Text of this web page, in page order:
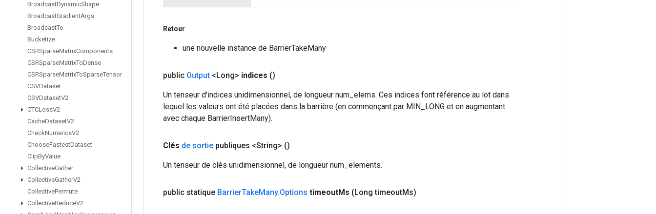
BroadcastDynamicShape
BroadcastGradientArgs
BroadcastTo
Bucketize
CSRSparseMatrixComponents
CSRSparseMatrixToDense
CSRSparseMatrixToSparseTensor
CSVDataset
CSVDatasetV2
CTCLossV2
CacheDatasetV2
CheckNumericsV2
ChooseFastestDataset
ClipByValue
CollectiveGather
CollectiveGatherV2
CollectivePermute
CollectiveReduceV2
Retour
une nouvelle instance de BarrierTakeMany
public Output <Long> indices ()
Un tenseur d'indices unidimensionnel, de longueur num_elems. Ces indices font référence au lot dans
lequel les valeurs ont été placées dans la barrière (en commençant par MIN_LONG et en augmentant
avec chaque BarrierInsertMany).
Clés de sortie publiques <String> ()
Un tenseur de clés unidimensionnel, de longueur num_elements.
public statique BarrierTakeMany.Options timeoutMs (Long timeoutMs)